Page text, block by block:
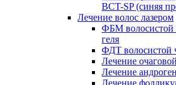
BCT-SP (синяя
Лечение волос лазером
ФБМ волосистой
геля
ФДТ волосистой
Лечение
Лечение
Лечение